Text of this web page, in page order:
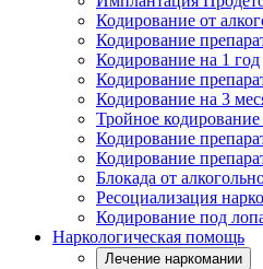
Кодирование от
Кодирование
Кодирование на 1 год
Кодирование
Кодирование на 3
Тройное кодирование
Кодирование
Кодирование
Блокада от
Ресоциализация
Кодирование под
Наркологическая помощь
Лечение наркомании